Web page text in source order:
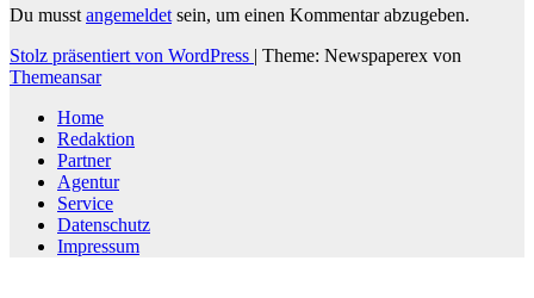
Du musst angemeldet sein, um einen Kommentar abzugeben.
Stolz präsentiert von WordPress | Theme: Newspaperex von
Themeansar
Home
Redaktion
Partner
Agentur
Service
Datenschutz
Impressum